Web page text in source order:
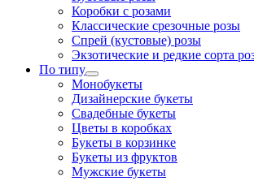
Коробки с розами
Классические срезочные розы
Спрей (кустовые) розы
Экзотические и редкие сорта
По типу
Монобукеты
Дизайнерские букеты
Свадебные букеты
Цветы в коробках
Букеты в корзинке
Букеты из фруктов
Мужские букеты